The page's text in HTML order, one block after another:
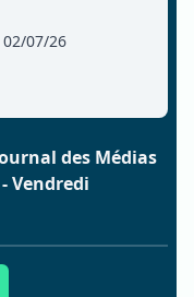
07/26
des Médias
Vendredi